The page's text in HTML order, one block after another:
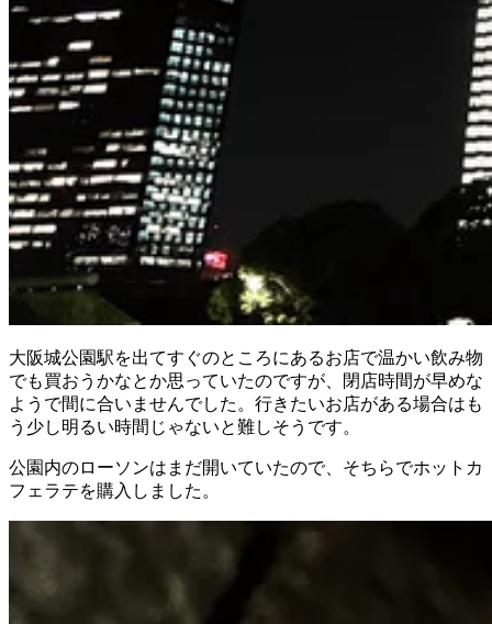
大阪城公園駅を出てすぐのところにあるお店で温かい飲み物
でも買おうかなとか思っていたのですが、閉店時間が早めな
ようで間に合いませんでした。行きたいお店がある場合はも
う少し明るい時間じゃないと難しそうです。
公園内のローソンはまだ開いていたので、そちらでホットカ
フェラテを購入しました。